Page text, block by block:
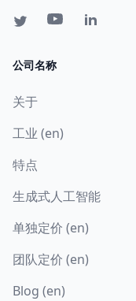
公司名称
关于
工业 (en)
特点
生成式人工智能
单独定价 (en)
团队定价 (en)
Blog (en)